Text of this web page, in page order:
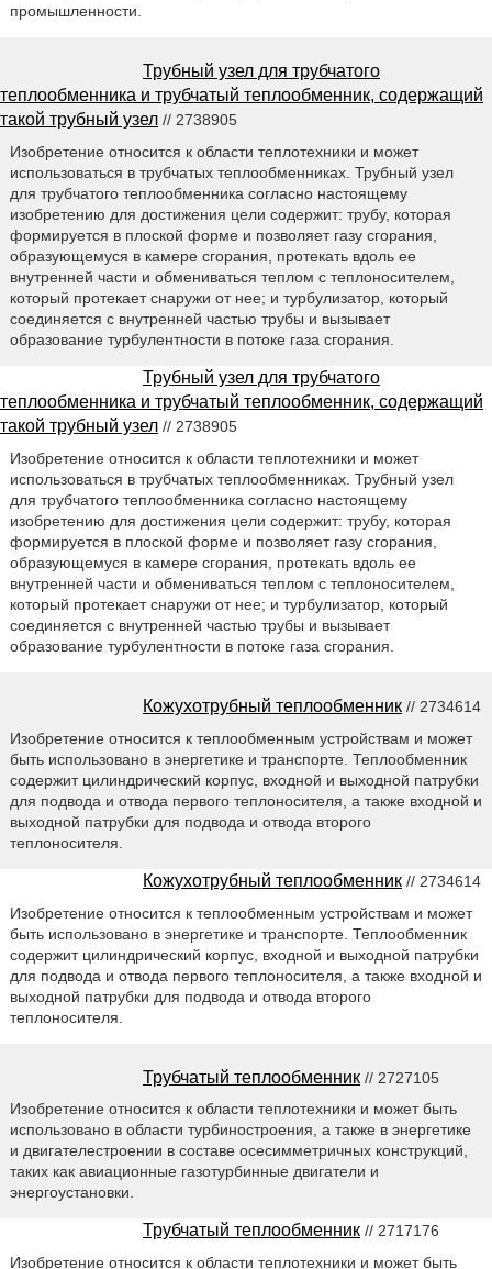
промышленности.
Трубный узел для трубчатого
теплообменника и трубчатый теплообменник, содержащий
такой трубный узел // 2738905
Изобретение относится к области теплотехники и может
использоваться в трубчатых теплообменниках. Трубный узел
для трубчатого теплообменника согласно настоящему
изобретению для достижения цели содержит: трубу, которая
формируется в плоской форме и позволяет газу сгорания,
образующемуся в камере сгорания, протекать вдоль ее
внутренней части и обмениваться теплом с теплоносителем,
который протекает снаружи от нее; и турбулизатор, который
соединяется с внутренней частью трубы и вызывает
образование турбулентности в потоке газа сгорания.
Трубный узел для трубчатого
теплообменника и трубчатый теплообменник, содержащий
такой трубный узел // 2738905
Изобретение относится к области теплотехники и может
использоваться в трубчатых теплообменниках. Трубный узел
для трубчатого теплообменника согласно настоящему
изобретению для достижения цели содержит: трубу, которая
формируется в плоской форме и позволяет газу сгорания,
образующемуся в камере сгорания, протекать вдоль ее
внутренней части и обмениваться теплом с теплоносителем,
который протекает снаружи от нее; и турбулизатор, который
соединяется с внутренней частью трубы и вызывает
образование турбулентности в потоке газа сгорания.
Кожухотрубный теплообменник // 2734614
Изобретение относится к теплообменным устройствам и может
быть использовано в энергетике и транспорте. Теплообменник
содержит цилиндрический корпус, входной и выходной патрубки
для подвода и отвода первого теплоносителя, а также входной и
выходной патрубки для подвода и отвода второго
теплоносителя.
Кожухотрубный теплообменник // 2734614
Изобретение относится к теплообменным устройствам и может
быть использовано в энергетике и транспорте. Теплообменник
содержит цилиндрический корпус, входной и выходной патрубки
для подвода и отвода первого теплоносителя, а также входной и
выходной патрубки для подвода и отвода второго
теплоносителя.
Трубчатый теплообменник // 2727105
Изобретение относится к области теплотехники и может быть
использовано в области турбиностроения, а также в энергетике
и двигателестроении в составе осесимметричных конструкций,
таких как авиационные газотурбинные двигатели и
энергоустановки.
Трубчатый теплообменник // 2717176
Изобретение относится к области теплотехники и может быть